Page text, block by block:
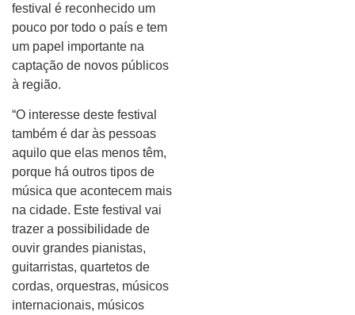
festival é reconhecido um
pouco por todo o país e tem
um papel importante na
captação de novos públicos
à região.
“O interesse deste festival
também é dar às pessoas
aquilo que elas menos têm,
porque há outros tipos de
música que acontecem mais
na cidade. Este festival vai
trazer a possibilidade de
ouvir grandes pianistas,
guitarristas, quartetos de
cordas, orquestras, músicos
internacionais, músicos